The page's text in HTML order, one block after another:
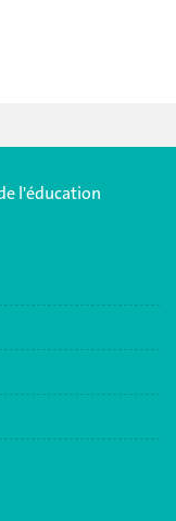
l'éducation